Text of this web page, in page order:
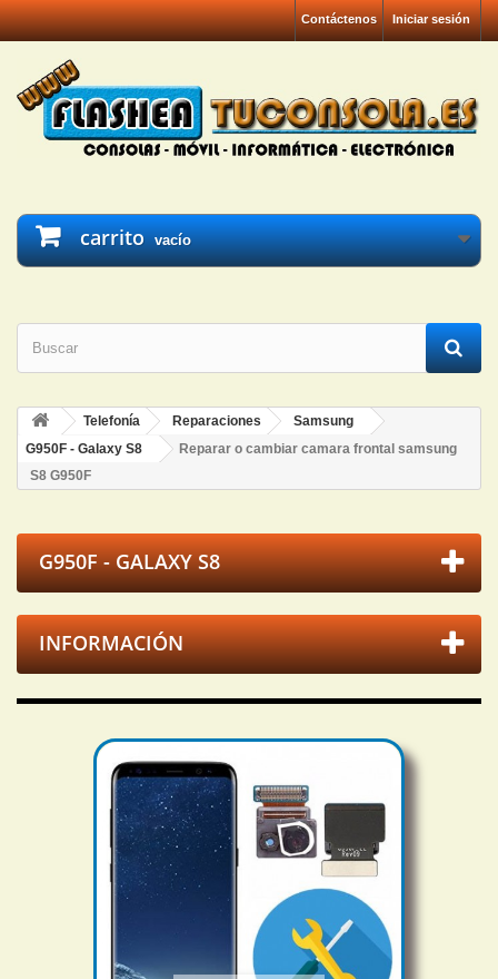
Iniciar sesión
Contáctenos
carrito vacío
Telefonía Reparaciones
Samsung
G950F - Galaxy S8
Reparar o cambiar camara frontal samsung
S8 G950F
G950F - GALAXY S8
INFORMACIÓN